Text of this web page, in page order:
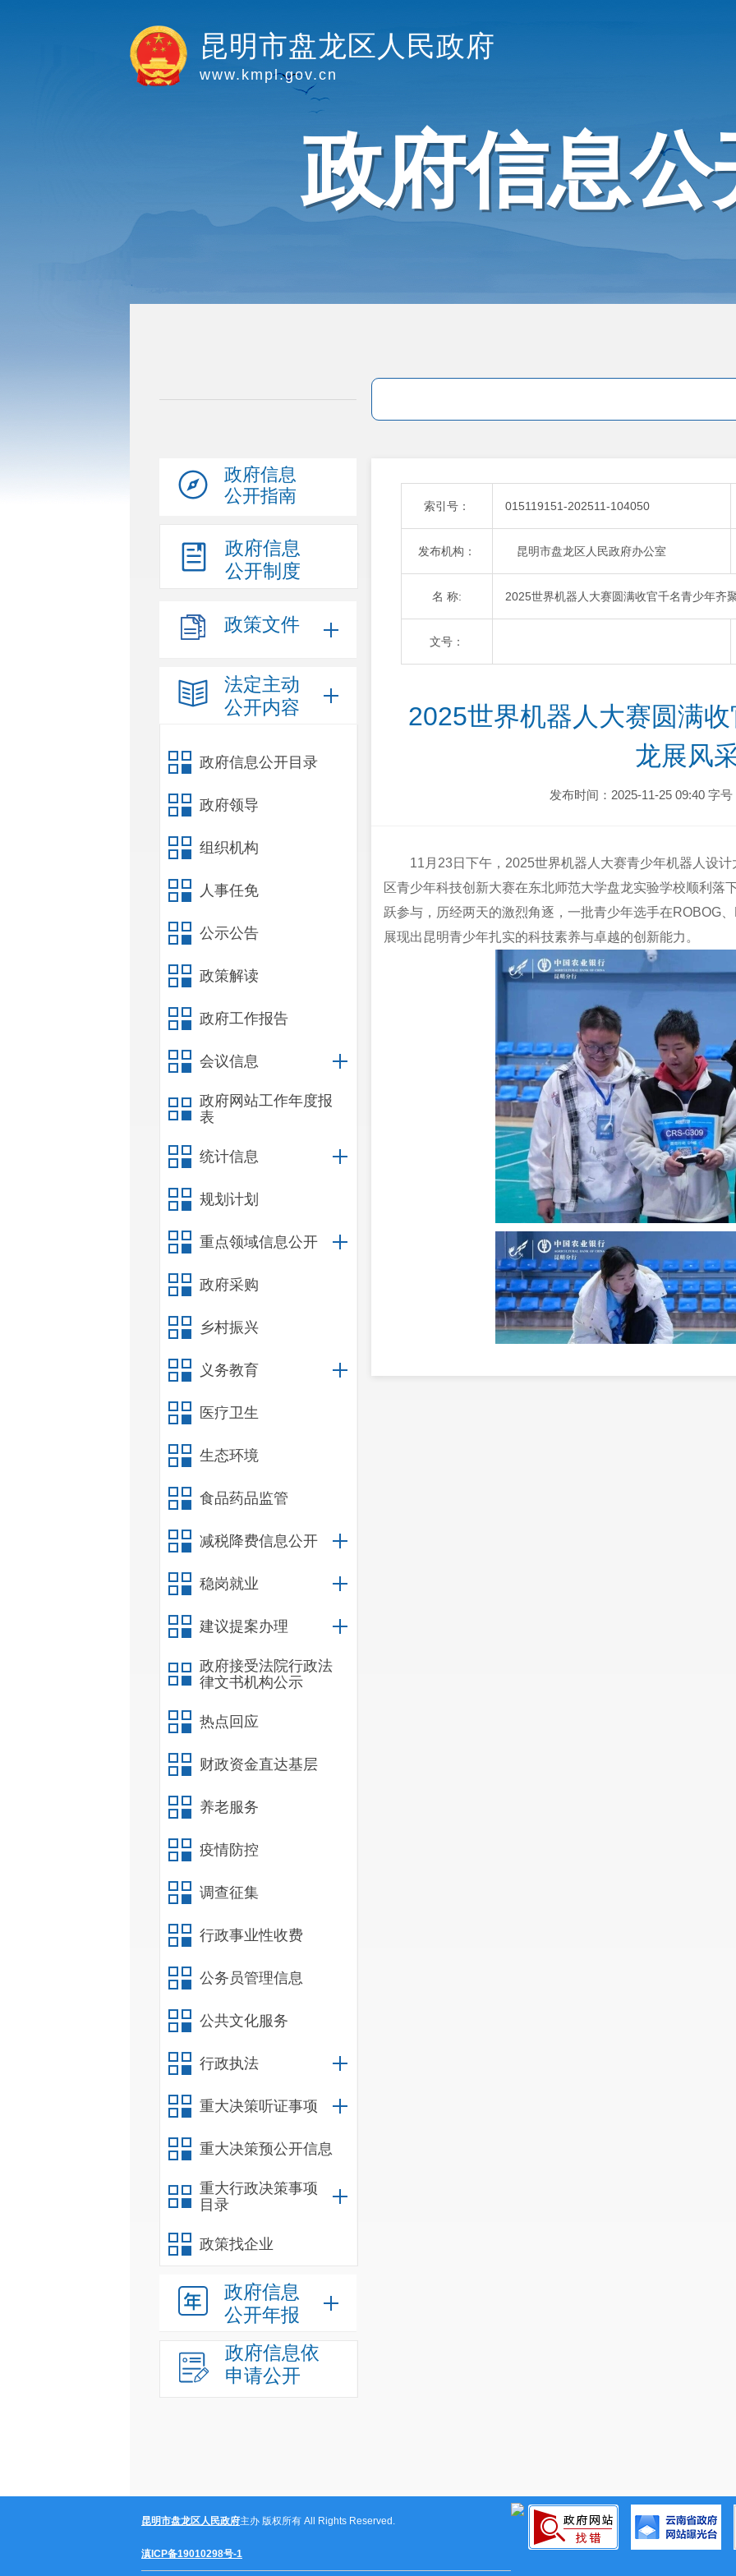
昆明市盘龙区人民政府
www.kmpl.gov.cn
政府信息公
政府信息
公开指南
政府信息
公开制度
政策文件
法定主动
公开内容
政府信息公开目录
政府领导
组织机构
人事任免
公示公告
政策解读
政府工作报告
会议信息
政府网站工作年度报
表
统计信息
规划计划
重点领域信息公开
政府采购
乡村振兴
义务教育
医疗卫生
生态环境
食品药品监管
减税降费信息公开
稳岗就业
建议提案办理
政府接受法院行政法
律文书机构公示
热点回应
财政资金直达基层
养老服务
疫情防控
调查征集
行政事业性收费
公务员管理信息
公共文化服务
行政执法
重大决策听证事项
重大决策预公开信息
重大行政决策事项
目录
政策找企业
政府信息
公开年报
政府信息依
申请公开
索引号： 015119151-202511-104050
发布机构： 昆明市盘龙区人民政府办公室
名 称: 2025世界机器人大赛圆满收官千名青少年齐
文号：
2025世界机器人大赛圆满
龙展风
发布时间：2025-11-25 09:40 字号
11月23日下午，2025世界机器人大赛青少年机器人设
区青少年科技创新大赛在东北师范大学盘龙实验学校顺利落
跃参与，历经两天的激烈角逐，一批青少年选手在ROBOG
展现出昆明青少年扎实的科技素养与卓越的创新能力。
据悉，本次大赛的获奖队伍不仅能获得晋级更高层级赛
昆明市盘龙区人民政府主办 版权所有 All Rights Reserved.
滇ICP备19010298号-1